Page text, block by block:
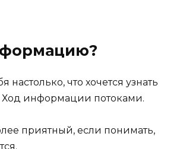
что хочется узнать
информации потоками.
приятный, если понимать,